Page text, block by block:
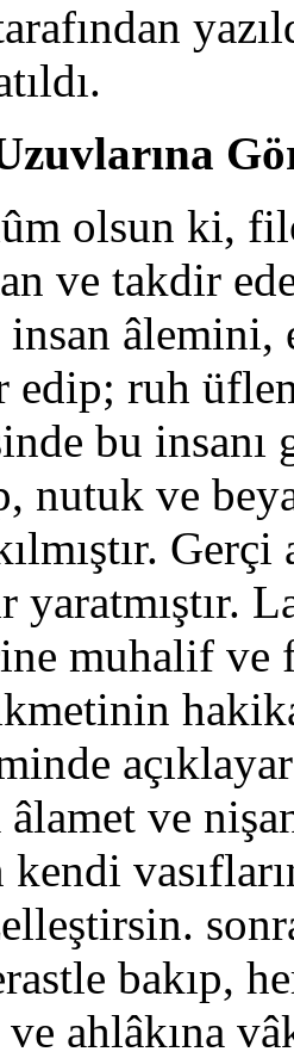
olsun ki,
ve takdir
edip; ruh
bu
nutuk ve
yaratmıştır.
muhalif ve
âlamet ve
bakıp,
ve ahlâkına